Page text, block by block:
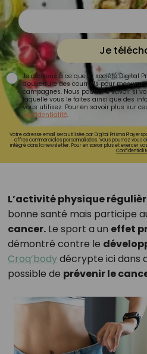
Je
Je consens à ce que la société Digital
d'ouverture des courriels pour mesurer
campagnes. Nous pourrons savoir si
laquelle vous le faites ainsi que des
vous utilisez. Pour en savoir plus sur
confidentialité.
Votre adresse email sera utilisée par Digital Prisma
offres commerciales personnalisées. Vous pourrez vous
intégré dans la newsletter. Pour en savoir plus et exercer
L’activité physique
bonne santé mais participe
cancer.Le sport a un effet
démontré contre le
Croq’bodydécrypte ici dans
possible de prévenir le